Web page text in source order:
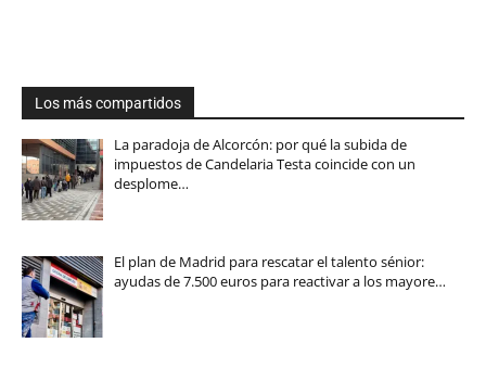
Los más compartidos
La paradoja de Alcorcón: por qué la subida de
impuestos de Candelaria Testa coincide con un
desplome…
El plan de Madrid para rescatar el talento sénior:
ayudas de 7.500 euros para reactivar a los mayore…